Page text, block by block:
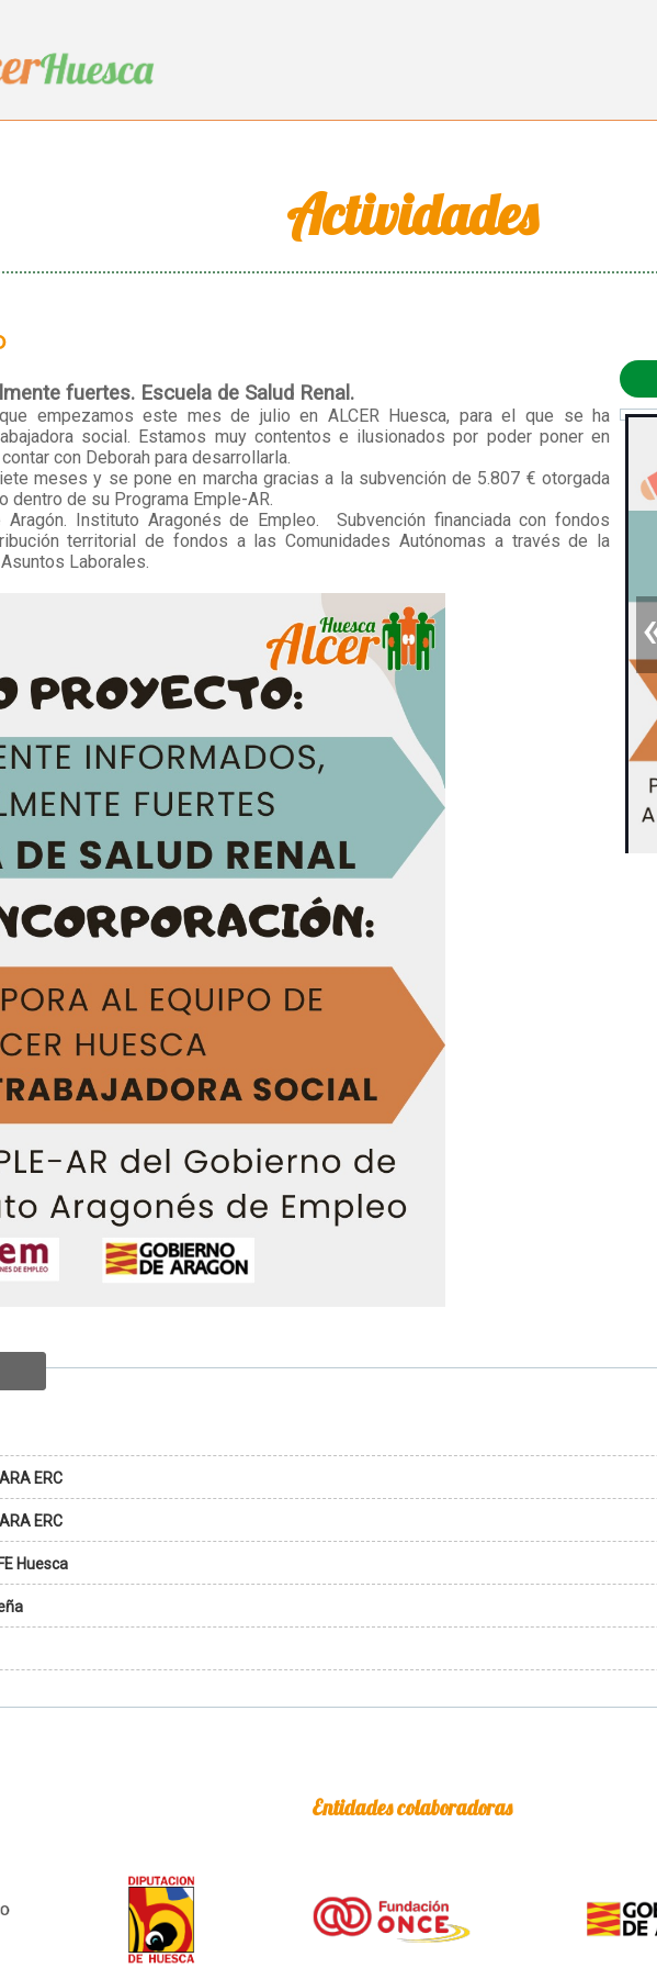
Actividades
fuertes. Escuela de Salud Renal.
empezamos este mes de julio en ALCER Huesca, para el que se ha
social. Estamos muy contentos e ilusionados por poder poner en
con Deborah para desarrollarla.
meses y se pone en marcha gracias a la subvención de 5.807 € otorgada
de su Programa Emple-AR.
Aragón. Instituto Aragonés de Empleo. Subvención financiada con fondos
territorial de fondos a las Comunidades Autónomas a través de la
Laborales.
ERC
ERC
Huesca
Entidades colaboradoras